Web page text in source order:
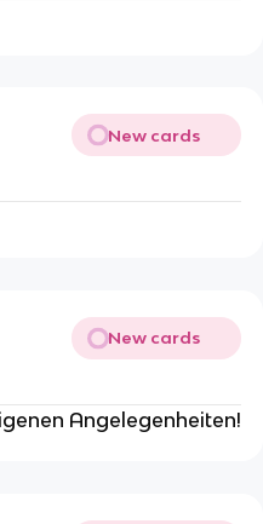
New cards
New cards
Angelegenheiten!